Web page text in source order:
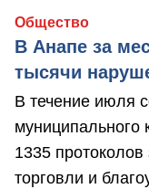
Общество
В Анапе за
тысячи
В течение июля
1335
торговли и